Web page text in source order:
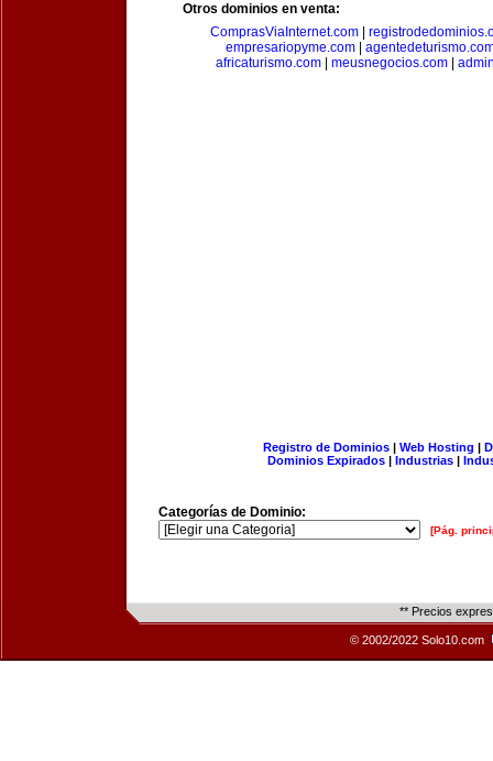
Otros dominios en venta:
ComprasViaInternet.com
empresariopyme.com|
africaturismo.com
meusnegocios.com
Registro de Dominios| Web Hosting |
Dominios Expirados | Industrias |
Categorías de Dominio:
[Pág.
** Precios
© 2002/2022 Solo10.com